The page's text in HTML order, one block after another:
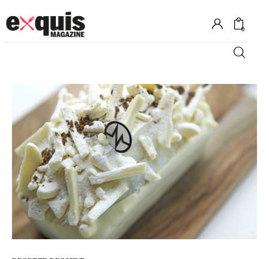
0
Hôtels
Gastronomie
Recettes
Shopping
Évènements